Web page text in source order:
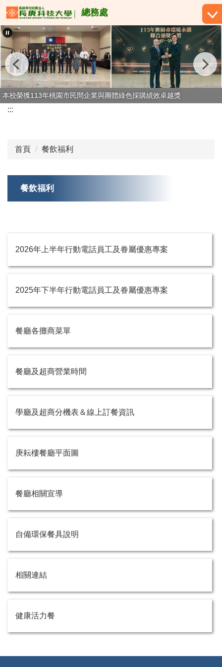
跳
到
主
內
容
區
總務處
本校榮獲114年桃園市民間企業與團體綠色採購績效卓越獎
本校榮獲113年桃園市民間企業與團體綠色採購績效卓越獎
:::
首頁 餐飲福利
餐飲福利
2026年上半年行動電話員工及眷屬優惠專案
2025年下半年行動電話員工及眷屬優惠專案
餐廳各攤商菜單
餐廳及超商營業時間
學廳及超商分機表＆線上訂餐資訊
庚耘樓餐廳平面圖
餐廳相關宣導
自備環保餐具說明
相關連結
健康活力餐